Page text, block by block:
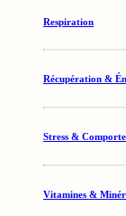
Respiration
Récupération &
Stress &
Vitamines &